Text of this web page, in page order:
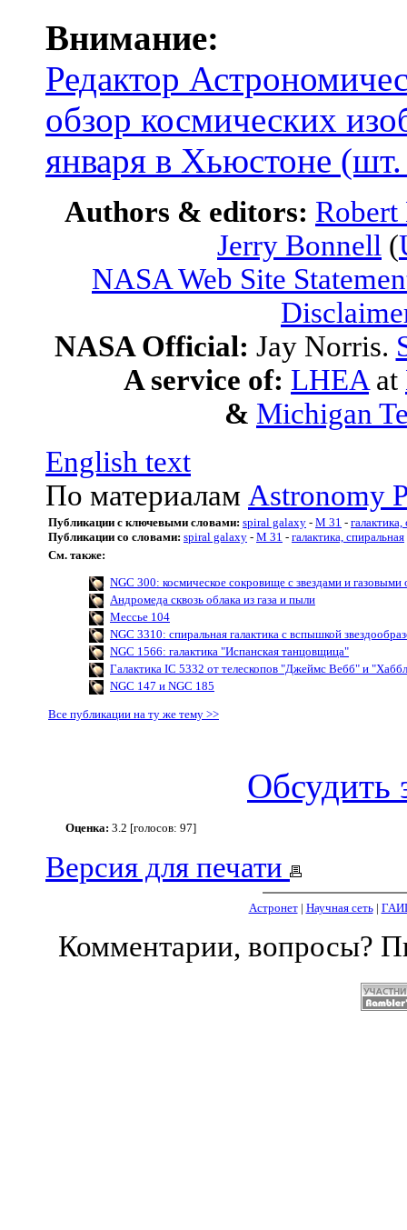
Внимание:
Редактор
обзор космических
января в Хьюстоне
Authors & editors:
Jerry Bonnell (
NASA Web Site
NASA Official: Jay Norris.
A service of: LHEA at
& Michigan
English text
По материалам Astronomy
Публикации с ключевыми словами: spiral galaxy - M 31 -
Публикации со словами: spiral galaxy - M 31 - галактика, спиральная
См. также:
NGC 300: космическое сокровище с звездами и газовыми
Андромеда сквозь облака из газа и пыли
Мессье 104
NGC 3310: спиральная галактика с вспышкой
NGC 1566: галактика "Испанская танцовщица"
Галактика IC 5332 от телескопов "Джеймс Вебб" и
NGC 147 и NGC 185
Все публикации на ту же тему >>
Обсудить
Оценка: 3.2 [голосов: 97]
Версия для печати
Астронет| Научная сеть|
Комментарии, вопросы?